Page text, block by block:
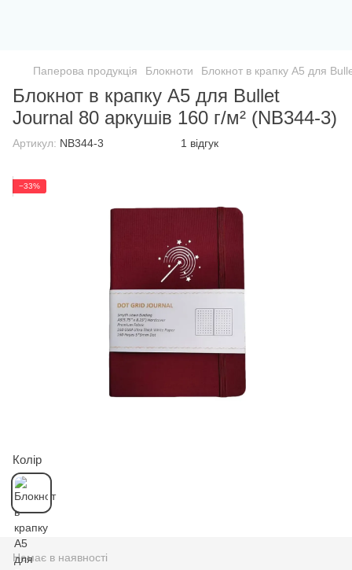
Паперова продукція Блокноти Блокнот в крапку А5 для
Блокнот в крапку А5 для Bullet
Journal 80 аркушів 160 г/м² (NB344-3)
Артикул: NB344-3 1 відгук
−33%
Колір
Немає в наявності